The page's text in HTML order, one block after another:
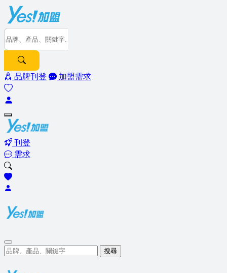
品牌刊登 加盟需求
刊登
需求
搜尋